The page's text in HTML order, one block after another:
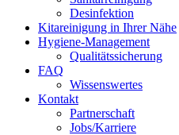
Desinfektion
Kitareinigung in Ihrer Nähe
Hygiene-Management
Qualitätssicherung
FAQ
Wissenswertes
Kontakt
Partnerschaft
Jobs/Karriere